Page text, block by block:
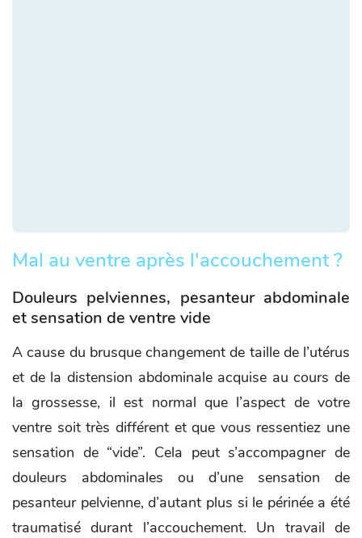
Mal au ventre après l'accouchement ?
Douleurs pelviennes, pesanteur abdominale
et sensation de ventre vide
A cause du brusque changement de taille de l’utérus
et de la distension abdominale acquise au cours de
la grossesse, il est normal que l’aspect de votre
ventre soit très différent et que vous ressentiez une
sensation de “vide”. Cela peut s’accompagner de
douleurs abdominales ou d’une sensation de
pesanteur pelvienne, d’autant plus si le périnée a été
traumatisé durant l’accouchement. Un travail de